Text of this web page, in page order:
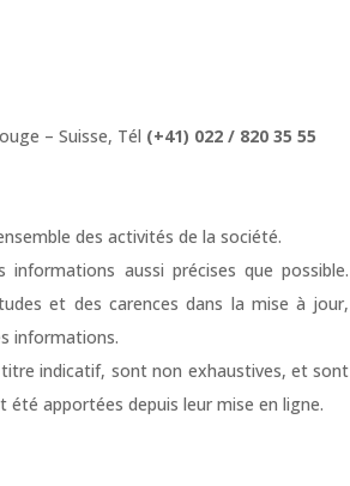
– Suisse, Tél (+41) 022 / 820 35 55
des activités de la société.
informations aussi précises que possible.
et des carences dans la mise à jour,
informations.
indicatif, sont non exhaustives, et sont
été apportées depuis leur mise en ligne.